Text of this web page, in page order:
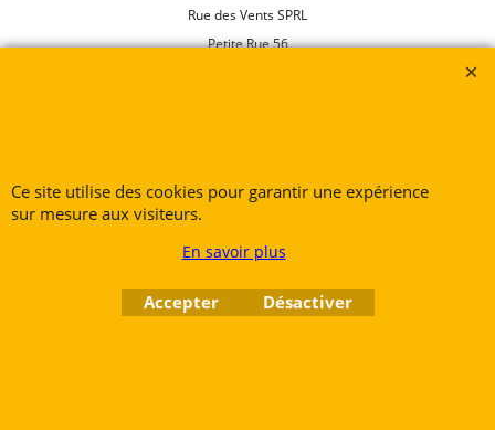
Rue des Vents SPRL
Petite Rue 56
Boutique en ligne créés
eCommerce ShopFactory
Ce site utilise des cookies pour garantir une expérience
sur mesure aux visiteurs.
En savoir plus
Accepter Désactiver